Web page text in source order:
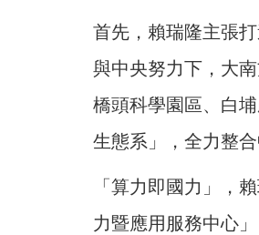
首先，賴瑞隆主張
與中央努力下，大
橋頭科學園區、白
生態系」，全力整
「算力即國力」，
力暨應用服務中心